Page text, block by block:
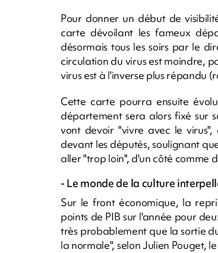
Pour donner un début de
carte dévoilant les fameux
désormais tous les soirs par le
circulation du virus est moindre,
virus est à l'inverse plus répandu
Cette carte pourra ensuite
département sera alors fixé sur
vont devoir "vivre avec le
devant les députés, soulignant
aller "trop loin", d'un côté comme
- Le monde de la culture
Sur le front économique, la
points de PIB sur l'année pour
très probablement que la sortie
la normale", selon Julien Pouget,